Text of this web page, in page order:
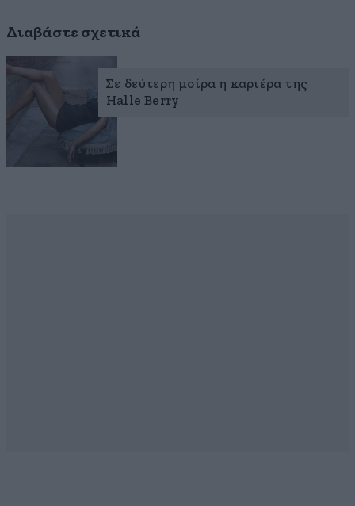
Διαβάστε σχετικά
Σε δεύτερη μοίρα η καριέρα της
Halle Berry